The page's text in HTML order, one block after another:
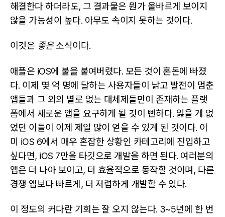
해결한다 하더라도, 그 결과물은 뭔가 올바르게 보이지
않을 가능성이 높다. 아무도 속이지 못하는 것이다.
이것은 좋은소식이다.
애플은 iOS에 불을 붙여버렸다. 모든 것이 혼돈에 빠졌
다. 이제 몇 억 명에 달하는 사용자들이 낡고 발전이 멈춘
앱들과 그 외의 별로 없는 대체제들만이 존재하는 플랫
폼에서 새로운 앱을 요구하게 될 것이 뻔하다. 잃을 게 없
었던 이들이 이제 제일 많이 얻을 수 있게 된 것이다. 이
미 iOS 6에서 매우 혼잡한 상황인 카테고리에 진입하고
싶다면, iOS 7만을 타깃으로 개발을 하면 된다. 여러분의
앱은 더 나아 보이고, 더 효율적으로 동작할 것이며, 다른
경쟁 앱보다 빠르게, 더 저렴하게 개발할 수 있다.
이 정도의 커다란 기회는 잘 오지 않는다. 3~5년에 한 번